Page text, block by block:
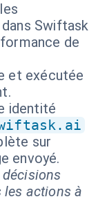
Swiftask
de
et exécutée
identité
sur
envoyé.
les actions à